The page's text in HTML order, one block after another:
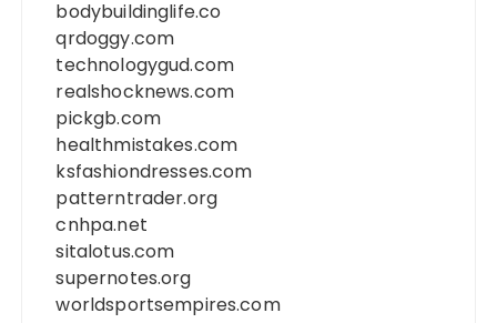
bodybuildinglife.co
qrdoggy.com
technologygud.com
realshocknews.com
pickgb.com
healthmistakes.com
ksfashiondresses.com
patterntrader.org
cnhpa.net
sitalotus.com
supernotes.org
worldsportsempires.com